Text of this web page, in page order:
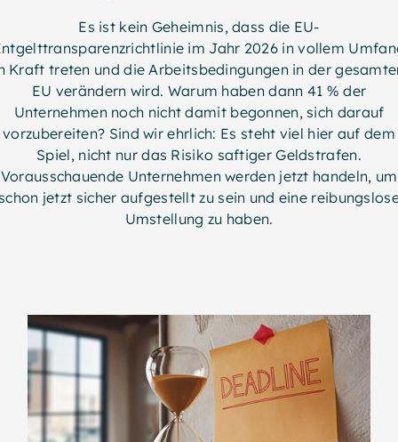
Es ist kein Geheimnis, dass die EU-
im Jahr 2026 in vollem
Kraft treten und die Arbeitsbedingungen in der
EU verändern wird. Warum haben dann 41 % der
Unternehmen noch nicht damit begonnen, sich darauf
vorzubereiten? Sind wir ehrlich: Es steht viel hier auf dem
Spiel, nicht nur das Risiko saftiger Geldstrafen.
Vorausschauende Unternehmen werden jetzt handeln, um
jetzt sicher aufgestellt zu sein und eine
Umstellung zu haben.